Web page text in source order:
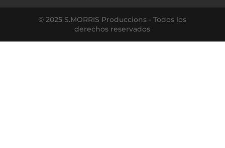
© 2025 S.MORRIS Produccions - Todos los
derechos reservados